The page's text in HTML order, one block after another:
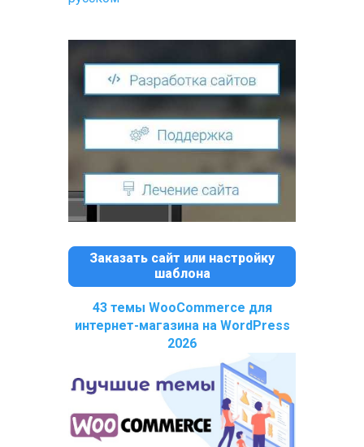
Заказать сайт или настройку
шаблона
43 темы WooCommerce для
интернет-магазина на WordPress
2026